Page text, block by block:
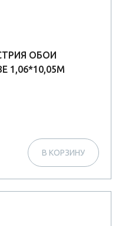
ОБОИ
1,06*10,05М
В КОРЗИНУ